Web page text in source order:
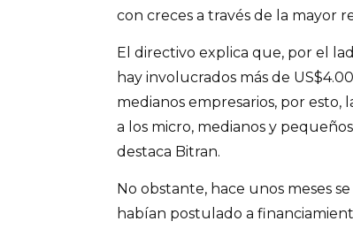
con creces a través de la mayor
El directivo explica que, por el
hay involucrados más de
medianos empresarios, por esto,
a los micro, medianos y
destaca Bitran.
No obstante, hace unos meses
habían postulado a